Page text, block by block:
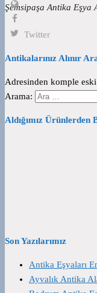
Şemsipaşa Antika Eşya
Twitter
Antikalarınız Alınır
Adresinden komple
Arama:
Aldığımız Ürünlerden
Son Yazılarımız
Antika Eşyaları
Ayvalık Antika